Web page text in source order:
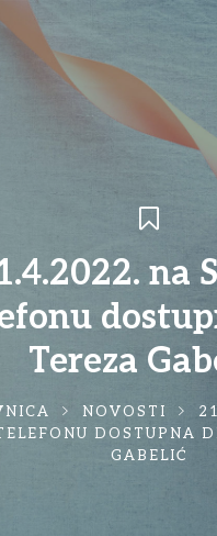
na
Tereza
NOVOSTI
DOSTUPNA
GABELIĆ